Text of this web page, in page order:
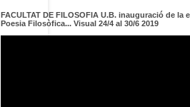
FACULTAT DE FILOSOFIA U.B. inauguració de la
Poesia Filosòfica... Visual 24/4 al 30/6 2019